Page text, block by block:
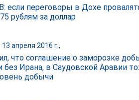
если переговоры в Дохе
рублям за доллар
13 апреля 2016 г.,
что соглашение о заморозке
Ирана, в Саудовской Аравии
добычи